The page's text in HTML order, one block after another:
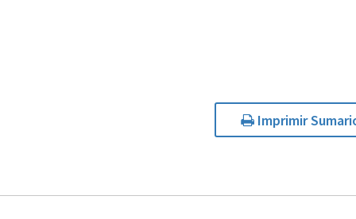
Imprimir